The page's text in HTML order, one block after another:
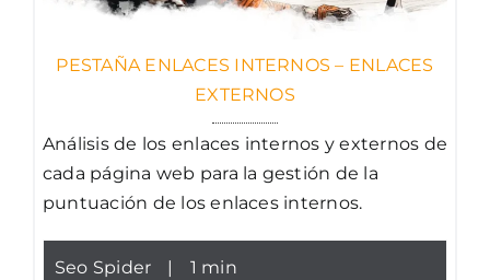
PESTAÑA ENLACES INTERNOS – ENLACES
EXTERNOS
Análisis de los enlaces internos y externos de
cada página web para la gestión de la
puntuación de los enlaces internos.
Seo Spider 1 min